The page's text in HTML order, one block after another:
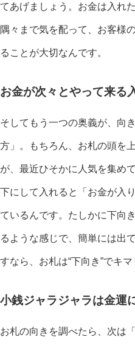
てあげましょう。お金は入れ
隅々まで気を配って、お客様
ることが大切なんです。
お金が次々とやって来る
そしてもう一つの奥義が、向
方」。もちろん、お札の頭を
が、最近ひそかに人気を集め
下にして入れると「お金が入
ているんです。たしかに下向
るような感じで、簡単には出
すなら、お札は“下向き”でキマ
小銭ジャラジャラは金運
お札の向きを調べたら、次は